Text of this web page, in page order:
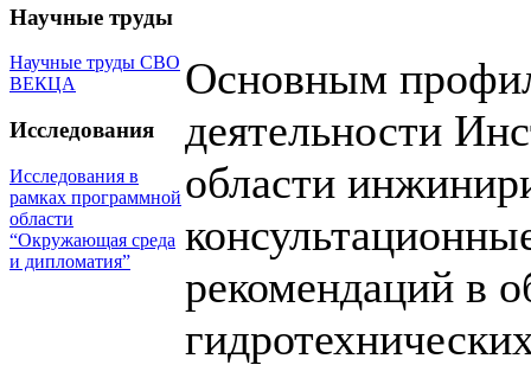
Научные труды
Научные труды СВО
ВЕКЦА
Исследования
Исследования в
рамках программной
области
“Окружающая среда
и дипломатия”
Основным
деятельности
области
рекомендаций в